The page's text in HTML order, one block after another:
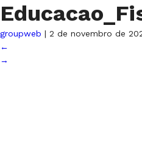
groupweb | 2 de novembro de
←
→